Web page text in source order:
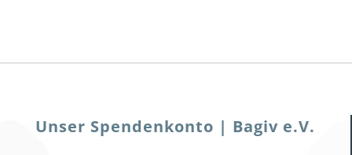
Unser Spendenkonto | Bagiv e.V.